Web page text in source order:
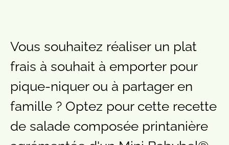
Vous souhaitez réaliser un plat
frais à souhait à emporter pour
pique-niquer ou à partager en
famille ? Optez pour cette recette
de salade composée printanière